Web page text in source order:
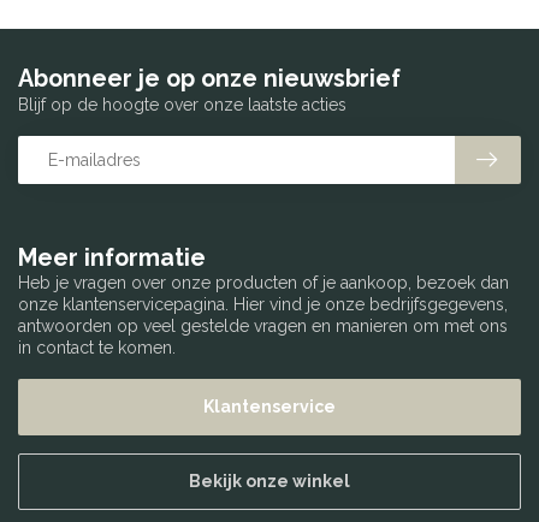
Meer informatie
Heb je vragen over onze producten of je aankoop, bezoek dan
onze klantenservicepagina. Hier vind je onze bedrijfsgegevens,
antwoorden op veel gestelde vragen en manieren om met ons
in contact te komen.
Klantenservice
Bekijk onze winkel
Abonneer je op onze nieuwsbrief
Blijf op de hoogte over onze laatste acties